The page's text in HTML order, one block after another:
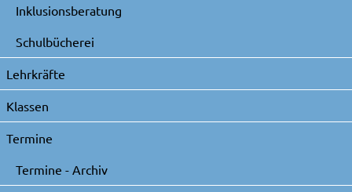
Inklusionsberatung
Schulbücherei
Lehrkräfte
Klassen
Termine
Termine - Archiv